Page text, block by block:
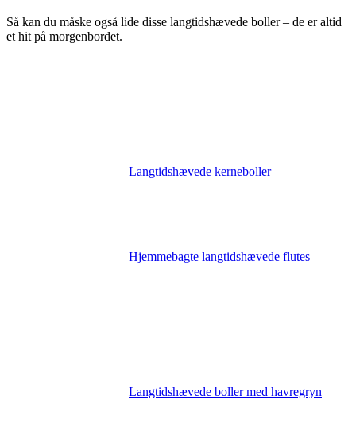
Så kan du måske også lide disse langtidshævede boller – de er altid
et hit på morgenbordet.
Langtidshævede kerneboller
Hjemmebagte langtidshævede flutes
Langtidshævede boller med havregryn